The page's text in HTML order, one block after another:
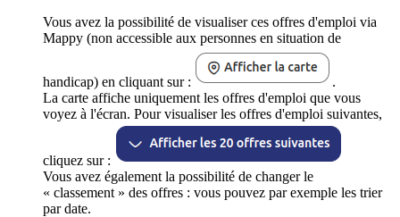
Vous avez la possibilité de visualiser ces offres d'emploi via
Mappy (non accessible aux personnes en situation de
handicap) en cliquant sur :
.
La carte affiche uniquement les offres d'emploi que vous
voyez à l'écran. Pour visualiser les offres d'emploi suivantes,
cliquez sur :
Vous avez également la possibilité de changer le
« classement » des offres : vous pouvez par exemple les trier
par date.